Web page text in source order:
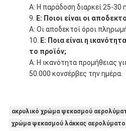
Α: Η παράδοση διαρκεί 25-30
Ε: Ποιοι είναι οι
Α: Οι αποδεκτοί όροι
Ε: Ποια είναι η
το προϊόν;
Α: Η ικανότητα προμήθειας
50.000 κονσέρβες την ημέρα.
ακρυλικό χρώμα ψεκασμού
χρώμα ψεκασμού λάκκας